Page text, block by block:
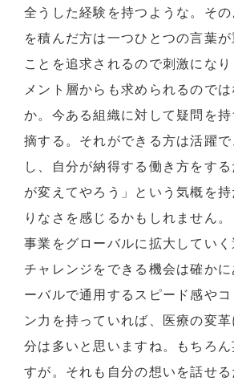
全うした経験を持つような。そ
を積んだ方は一つひとつの言葉
ことを追求されるので刺激にな
メント層からも求められるのでは
か。今ある組織に対して疑問を
摘する。それができる方は活躍
し、自分が納得する働き方をす
が変えてやろう」という気概を
りなさを感じるかもしれません
事業をグローバルに拡大してい
チャレンジをできる機会は確かに
ーバルで通用するスピード感や
ン力を持っていれば、医療の変
分は多いと思いますね。もちろ
すが。それも自分の想いを話せ